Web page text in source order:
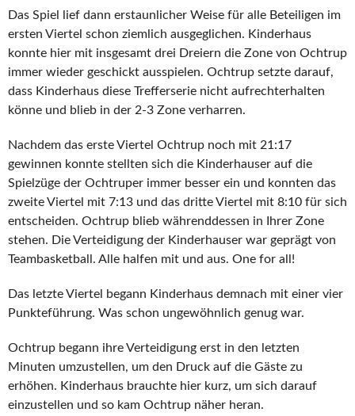
Das Spiel lief dann erstaunlicher Weise für alle Beteiligen im
ersten Viertel schon ziemlich ausgeglichen. Kinderhaus
konnte hier mit insgesamt drei Dreiern die Zone von Ochtrup
immer wieder geschickt ausspielen. Ochtrup setzte darauf,
dass Kinderhaus diese Trefferserie nicht aufrechterhalten
könne und blieb in der 2-3 Zone verharren.
Nachdem das erste Viertel Ochtrup noch mit 21:17
gewinnen konnte stellten sich die Kinderhauser auf die
Spielzüge der Ochtruper immer besser ein und konnten das
zweite Viertel mit 7:13 und das dritte Viertel mit 8:10 für sich
entscheiden. Ochtrup blieb währenddessen in Ihrer Zone
stehen. Die Verteidigung der Kinderhauser war geprägt von
Teambasketball. Alle halfen mit und aus. One for all!
Das letzte Viertel begann Kinderhaus demnach mit einer vier
Punkteführung. Was schon ungewöhnlich genug war.
Ochtrup begann ihre Verteidigung erst in den letzten
Minuten umzustellen, um den Druck auf die Gäste zu
erhöhen. Kinderhaus brauchte hier kurz, um sich darauf
einzustellen und so kam Ochtrup näher heran.